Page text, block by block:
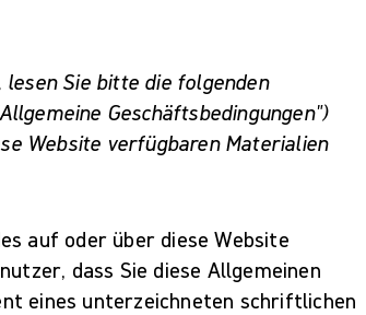
Sie bitte die folgenden
Geschäftsbedingungen")
Website verfügbaren Materialien
auf oder über diese Website
dass Sie diese Allgemeinen
eines unterzeichneten schriftlichen